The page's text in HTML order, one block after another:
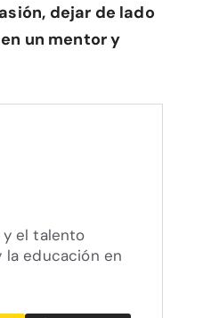
dejar de lado
un mentor y
el talento
educación en